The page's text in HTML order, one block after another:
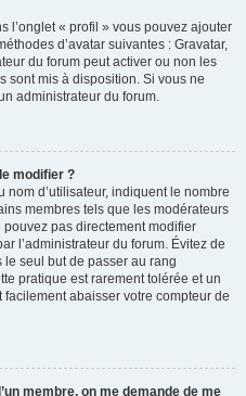
l’onglet « profil » vous pouvez ajouter
d’avatar suivantes : Gravatar,
du forum peut activer ou non les
sont mis à disposition. Si vous ne
administrateur du forum.
modifier ?
d’utilisateur, indiquent le nombre
membres tels que les modérateurs
pas directement modifier
l’administrateur du forum. Évitez de
seul but de passer au rang
pratique est rarement tolérée et un
abaisser votre compteur de
membre, on me demande de me